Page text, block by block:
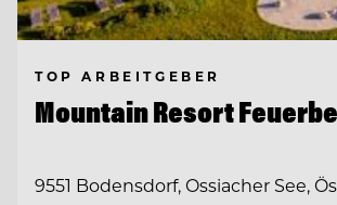
TOP ARBEITGEBER
Mountain Resort
9551 Bodensdorf, Ossiacher See,